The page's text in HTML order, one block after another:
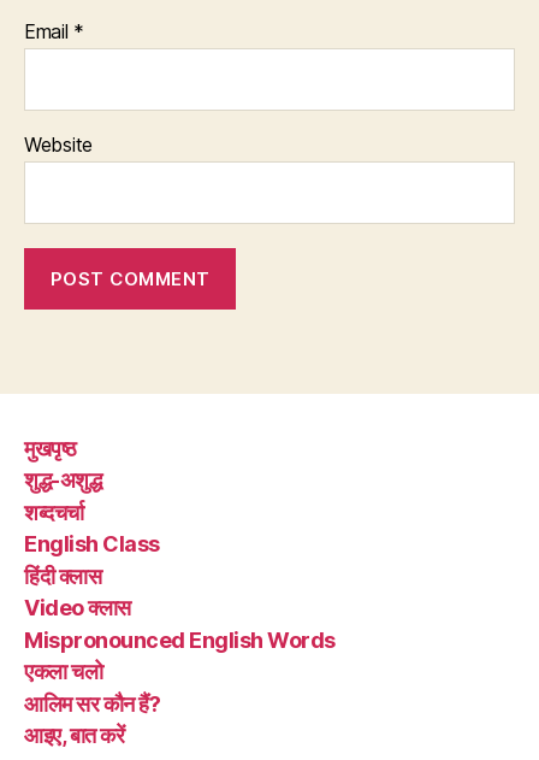
Email *
Website
मुखपृष्ठ
शुद्ध-अशुद्ध
शब्दचर्चा
English Class
हिंदी क्लास
Video क्लास
Mispronounced English Words
एकला चलो
आलिम सर कौन हैं?
आइए, बात करें